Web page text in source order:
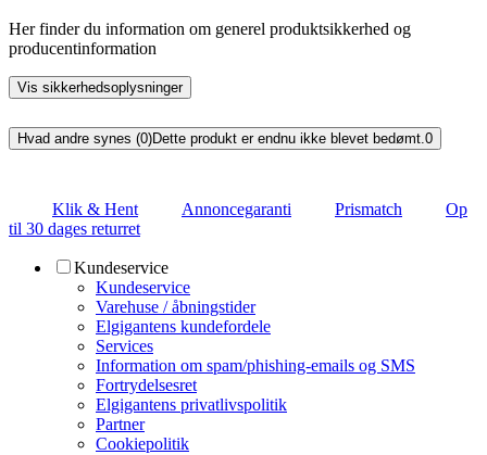
Her finder du information om generel produktsikkerhed og
producentinformation
Vis sikkerhedsoplysninger
Hvad andre synes (0)Dette produkt er endnu ikke blevet bedømt.0
Klik & Hent Annoncegaranti Prismatch
Op
til 30 dages returret
Kundeservice
Kundeservice
Varehuse / åbningstider
Elgigantens kundefordele
Services
Information om spam/phishing-emails og SMS
Fortrydelsesret
Elgigantens privatlivspolitik
Partner
Cookiepolitik